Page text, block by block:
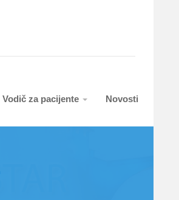
Vodič za pacijente Novosti